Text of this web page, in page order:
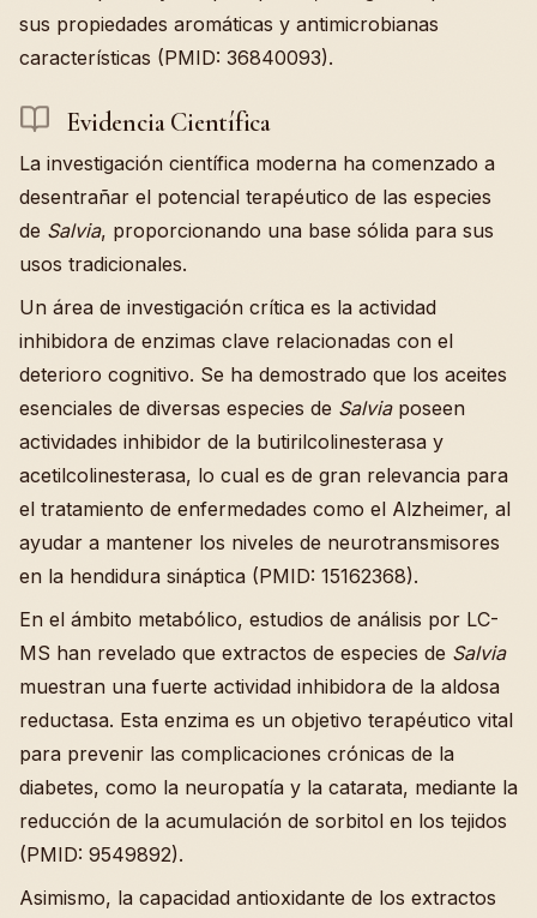
sus propiedades aromáticas y antimicrobianas
características (PMID: 36840093).
Evidencia Científica
La investigación científica moderna ha comenzado a
desentrañar el potencial terapéutico de las especies
de Salvia, proporcionando una base sólida para sus
usos tradicionales.
Un área de investigación crítica es la actividad
inhibidora de enzimas clave relacionadas con el
deterioro cognitivo. Se ha demostrado que los aceites
esenciales de diversas especies de Salviaposeen
actividades inhibidor de la butirilcolinesterasa y
acetilcolinesterasa, lo cual es de gran relevancia para
el tratamiento de enfermedades como el Alzheimer, al
ayudar a mantener los niveles de neurotransmisores
en la hendidura sináptica (PMID: 15162368).
En el ámbito metabólico, estudios de análisis por LC-
MS han revelado que extractos de especies de Salvia
muestran una fuerte actividad inhibidora de la aldosa
reductasa. Esta enzima es un objetivo terapéutico vital
para prevenir las complicaciones crónicas de la
diabetes, como la neuropatía y la catarata, mediante la
reducción de la acumulación de sorbitol en los tejidos
(PMID: 9549892).
Asimismo, la capacidad antioxidante de los extractos